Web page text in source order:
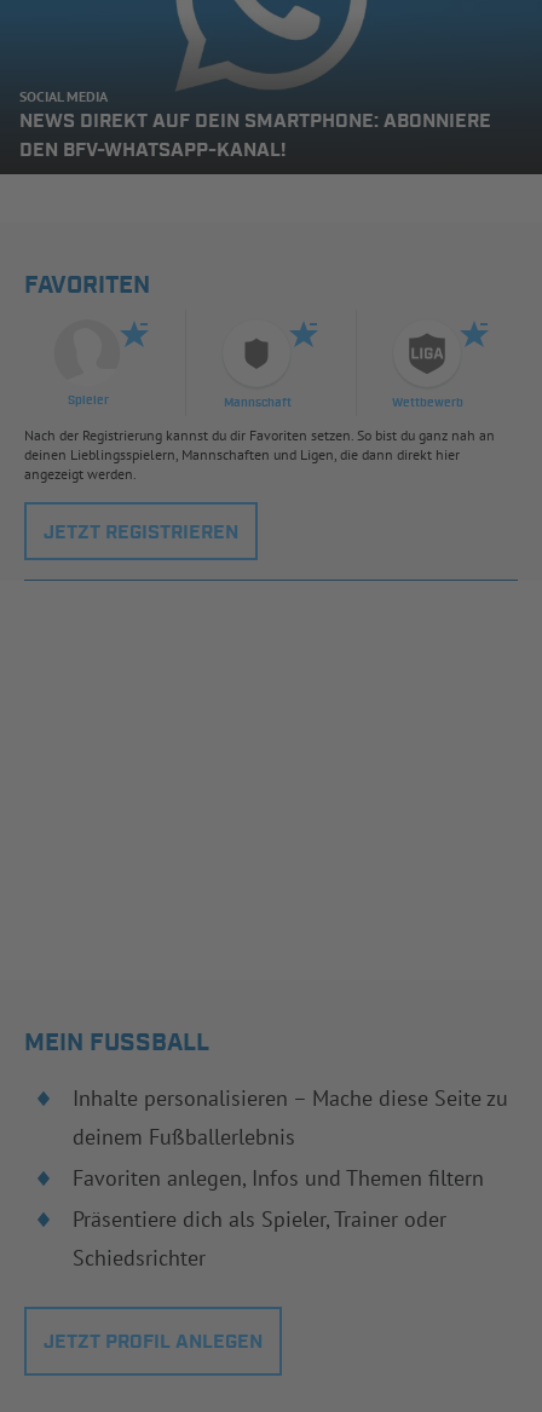
SOCIAL MEDIA
NEWS DIREKT AUF DEIN SMARTPHONE: ABONNIERE
DEN BFV-WHATSAPP-KANAL!
FAVORITEN
Spieler Mannschaft Wettbewerb
Nach der Registrierung kannst du dir Favoriten setzen. So bist du ganz nah an
deinen Lieblingsspielern, Mannschaften und Ligen, die dann direkt hier
angezeigt werden.
JETZT REGISTRIEREN
MEIN FUSSBALL
Inhalte personalisieren – Mache diese Seite zu
deinem Fußballerlebnis
Favoriten anlegen, Infos und Themen filtern
Präsentiere dich als Spieler, Trainer oder
Schiedsrichter
JETZT PROFIL ANLEGEN